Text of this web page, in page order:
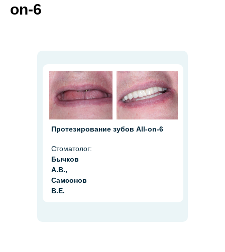
on-6
Протезирование зубов All-on-6
Стоматолог:
Бычков
А.В.,
Самсонов
В.Е.